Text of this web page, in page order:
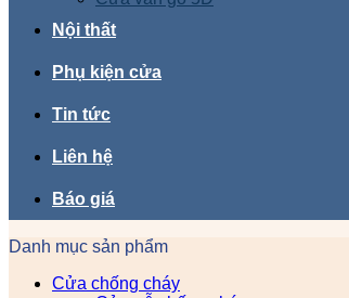
Nội thất
Phụ kiện cửa
Tin tức
Liên hệ
Báo giá
Danh mục sản phẩm
Cửa chống cháy